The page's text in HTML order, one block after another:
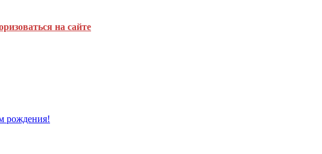
на сайте
рождения!